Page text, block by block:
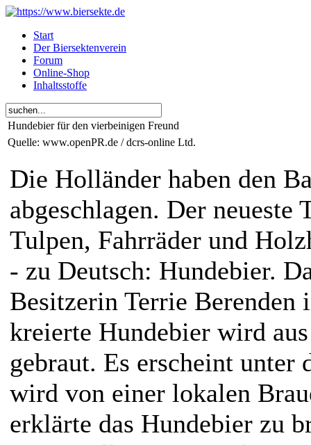
Start
Der Biersektenverein
Forum
Online-Shop
Inhaltsstoffe
Hundebier für den vierbeinigen Freund
Quelle: www.openPR.de / dcrs-online Ltd.
Die Holländer haben den
abgeschlagen. Der
Tulpen, Fahrräder und
- zu Deutsch: Hundebier.
Besitzerin Terrie
kreierte Hundebier wird
gebraut. Es erscheint
wird von einer lokalen
erklärte das Hundebier zu